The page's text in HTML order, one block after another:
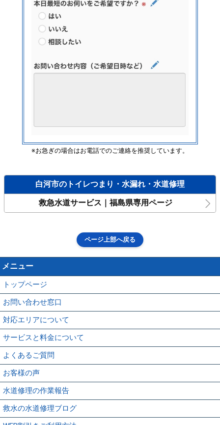
※お急ぎの場合はお電話でのご連絡を推奨しています。
白河市のトイレつまり・水漏れ・水道修理
救急水道サービス｜福島県専用ページ
ページ上部へ戻る
メニュー
トップページ
お問い合わせ窓口
対応エリアについて
サービスと料金について
よくあるご質問
お客様の声
水道修理の作業報告
救水の水道修理ブログ